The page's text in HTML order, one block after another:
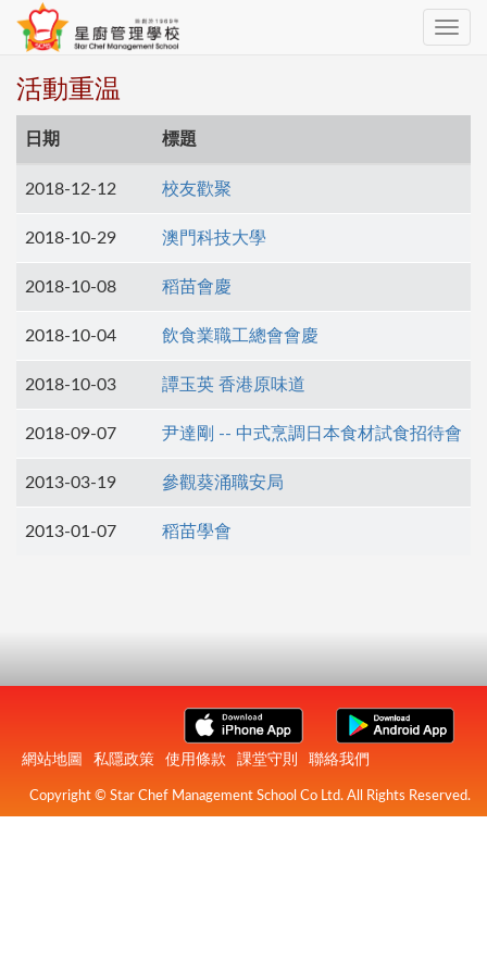
Toggle
活動重温
日期 標題
2018-12-12 校友歡聚
2018-10-29 澳門科技大學
2018-10-08 稻苗會慶
2018-10-04 飲食業職工總會會慶
2018-10-03 譚玉英 香港原味道
2018-09-07 尹達剛 -- 中式烹調日本食材試食招待會
2013-03-19 參觀葵涌職安局
2013-01-07 稻苗學會
網站地圖 私隱政策 使用條款 課堂守則 聯絡我們
Copyright © Star Chef Management School Co Ltd. All Rights Reserved.